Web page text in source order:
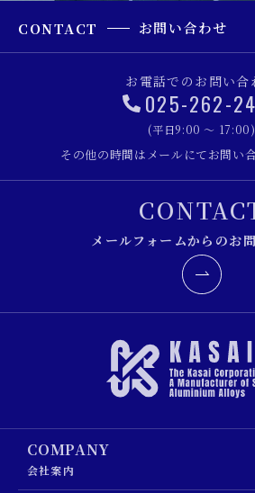
CONTACT お問い合わせ
お電話でのお問い合
025-262-
(平日9:00 ～ 17:00)
その他の時間はメールにてお問い
メールフォームからのお
COMPANY
会社案内